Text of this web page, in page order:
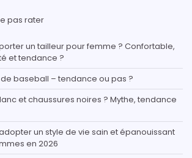
pas rater
un tailleur pour femme ? Confortable,
et tendance ?
baseball – tendance ou pas ?
et chaussures noires ? Mythe, tendance
un style de vie sain et épanouissant
en 2026